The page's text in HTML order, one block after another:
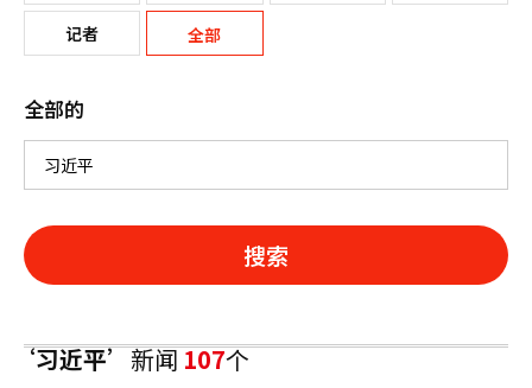
记者 全部
全部的
搜索
‘习近平’新闻107个